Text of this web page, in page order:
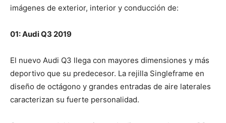
imágenes de exterior, interior y conducción de:
01: Audi Q3 2019
El nuevo Audi Q3 llega con mayores dimensiones y más
deportivo que su predecesor. La rejilla Singleframe en
diseño de octágono y grandes entradas de aire laterales
caracterizan su fuerte personalidad.